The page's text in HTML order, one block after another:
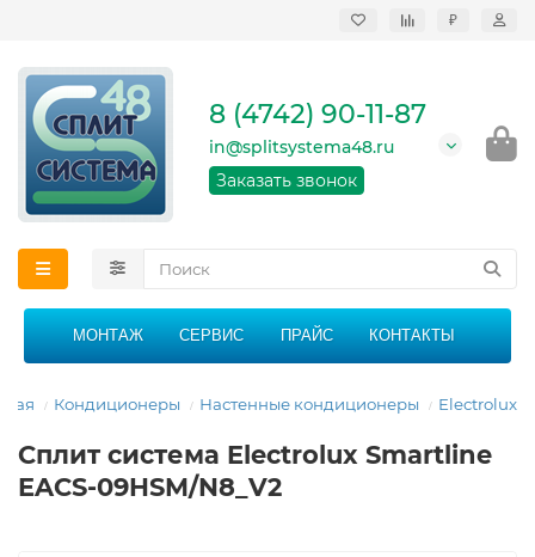
₽
кондиционеров в
области
График работы: 9:00 -
21:00 без перерыва и
8 (4742) 90-11-87
in@splitsystema48.ru
Заказать звонок
МОНТАЖ СЕРВИС ПРАЙС КОНТАКТЫ
Кондиционеры Настенные кондиционеры Electrolux
Сплит система Electrolux Smartline
EACS-09HSM/N8_V2